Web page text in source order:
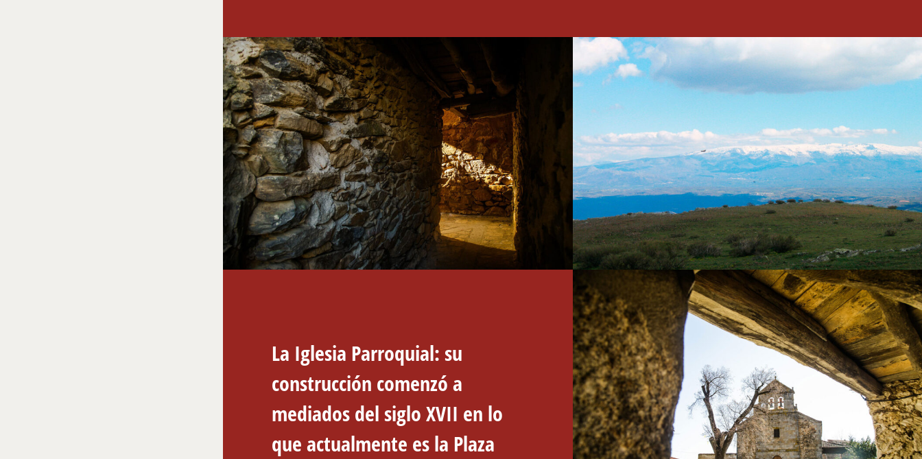
La Iglesia Parroquial: su
construcción comenzó a
mediados del siglo XVII en lo
que actualmente es la Plaza